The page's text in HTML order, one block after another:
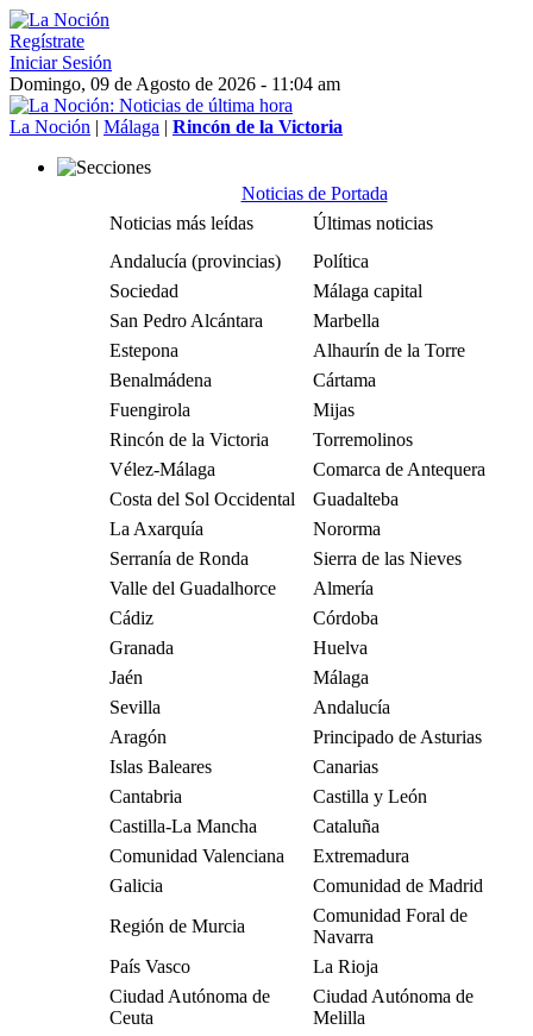
Regístrate
Iniciar Sesión
Domingo, 09 de Agosto de 2026 - 11:04 am
La Noción | Málaga | Rincón de la Victoria
Noticias de Portada
Noticias más leídas
Últimas noticias
Andalucía (provincias)
Política
Sociedad
Málaga capital
San Pedro Alcántara
Marbella
Estepona
Alhaurín de la Torre
Benalmádena
Cártama
Fuengirola
Mijas
Rincón de la Victoria
Torremolinos
Vélez-Málaga
Comarca de Antequera
Costa del Sol Occidental
Guadalteba
La Axarquía
Nororma
Serranía de Ronda
Sierra de las Nieves
Valle del Guadalhorce
Almería
Cádiz
Córdoba
Granada
Huelva
Jaén
Málaga
Sevilla
Andalucía
Aragón
Principado de Asturias
Islas Baleares
Canarias
Cantabria
Castilla y León
Castilla-La Mancha
Cataluña
Comunidad Valenciana
Extremadura
Galicia
Comunidad de Madrid
Región de Murcia
Comunidad Foral de
Navarra
País Vasco
La Rioja
Ciudad Autónoma de
Ceuta
Ciudad Autónoma de
Melilla